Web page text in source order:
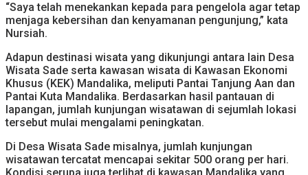
“Saya telah menekankan kepada para pengelola agar tetap
menjaga kebersihan dan kenyamanan pengunjung,” kata
Nursiah.
Adapun destinasi wisata yang dikunjungi antara lain Desa
Wisata Sade serta kawasan wisata di Kawasan Ekonomi
Khusus (KEK) Mandalika, meliputi Pantai Tanjung Aan dan
Pantai Kuta Mandalika. Berdasarkan hasil pantauan di
lapangan, jumlah kunjungan wisatawan di sejumlah lokasi
tersebut mulai mengalami peningkatan.
Di Desa Wisata Sade misalnya, jumlah kunjungan
wisatawan tercatat mencapai sekitar 500 orang per hari.